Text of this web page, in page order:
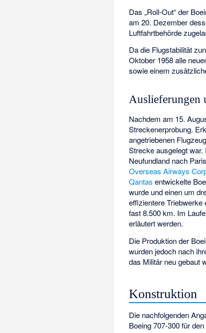
Das „Roll-Out“ der
am 20. Dezember
Luftfahrtbehörde
Da die Flugstabilität
Oktober 1958 alle
sowie einem
Auslieferungen
Nachdem am 15.
Streckenerprobung.
angetriebenen
Strecke ausgelegt
Neufundland nach
Overseas Airways
Qantas entwickelte
wurde und einen um
effizientere
fast 8.500 km. Im
erläutert werden.
Die Produktion der
wurden jedoch nach
das Militär neu gebaut
Konstruktion
Die nachfolgenden
Boeing 707-300 für